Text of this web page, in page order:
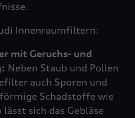
Innenraumfiltern:
mit Geruchs- und
Neben Staub und Pollen
auch Sporen und
Schadstoffe wie
lässt sich das Gebläse